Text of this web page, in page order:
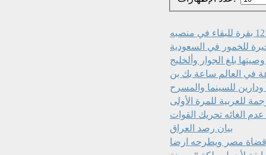
بلغ الجوار وألخليج
في العالم ساعة بك بن
للسينما والمسرح
للعربية للمرة الأولى
الغائه تحريك القوات
بيان رصد العراق
مصر ويطرحه ارضا